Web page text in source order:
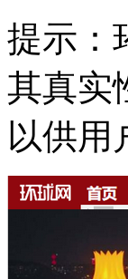
提示：
其真实
以供用